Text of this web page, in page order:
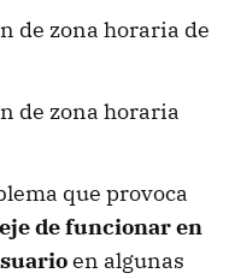
de zona horaria de
de zona horaria
que provoca
de funcionar en
en algunas